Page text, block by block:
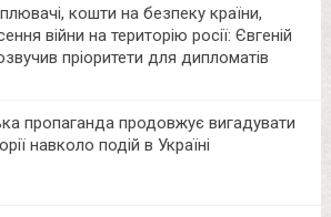
кошти на безпеку країни,
війни на територію росії: Євгеній
пріоритети для дипломатів
пропаганда продовжує вигадувати
навколо подій в Україні